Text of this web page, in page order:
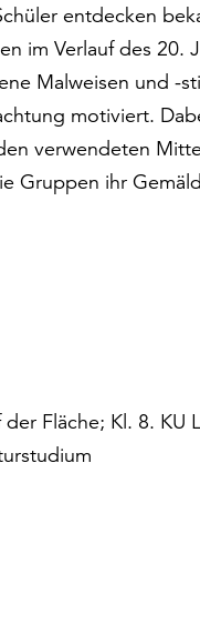
entdecken
im Verlauf des 20.
Malweisen und -
motiviert.
verwendeten
Gruppen ihr
Fläche; Kl. 8. KU